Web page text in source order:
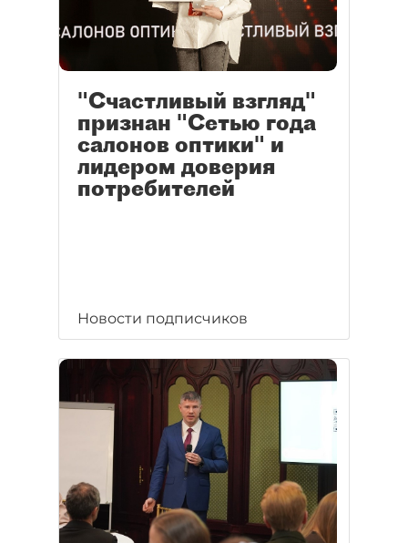
"Счастливый взгляд"
признан "Сетью года
салонов оптики" и
лидером доверия
потребителей
Новости подписчиков